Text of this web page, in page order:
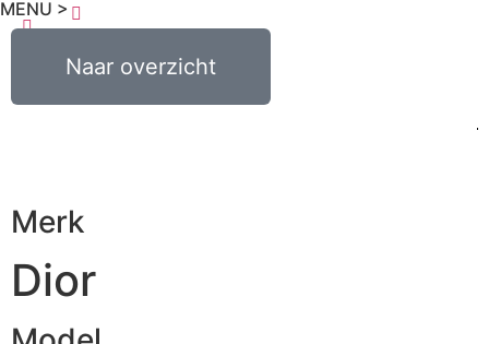
MENU >
Naar overzicht
0,00 0
Merk
Dior